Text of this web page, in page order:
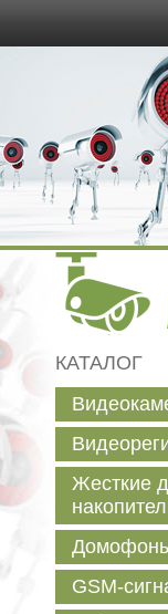
КАТАЛОГ
Жесткие
GSM-